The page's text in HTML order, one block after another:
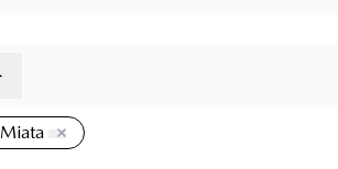
Miata